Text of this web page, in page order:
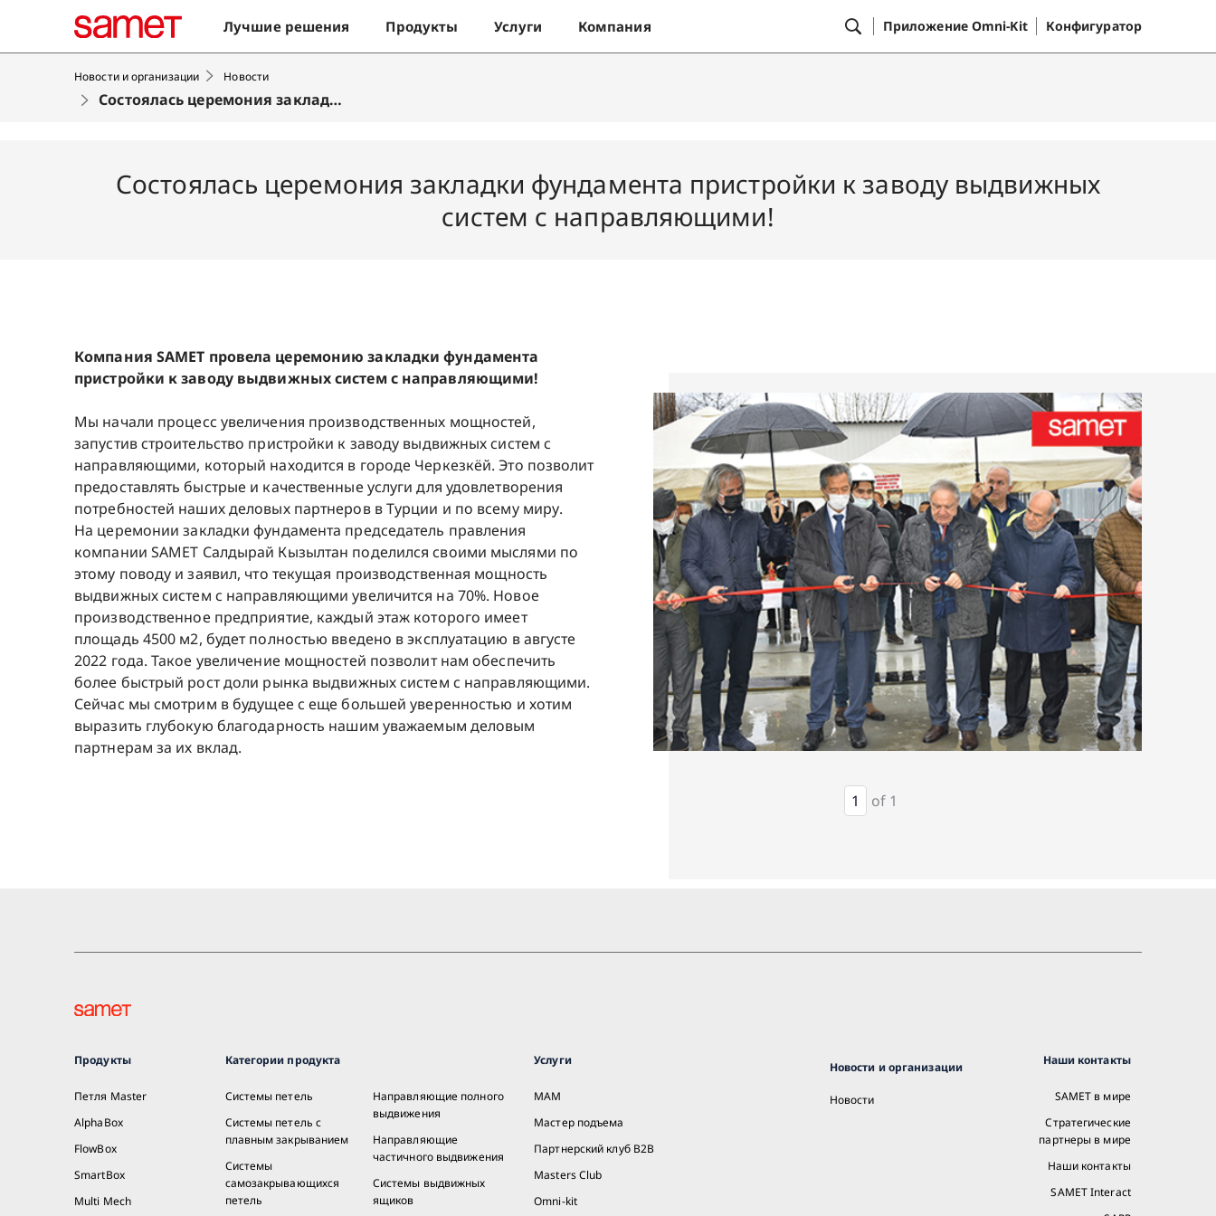
Лучшие решения Продукты Услуги Компания Приложение Omni-Kit Конфигуратор
Новости и организации Новости
Состоялась церемония закладки фундамента пристройки к заводу выдвижных систем с направляющими!
Состоялась церемония закладки фундамента пристройки к заводу выдвижных
систем с направляющими!
Компания SAMET провела церемонию закладки фундамента
пристройки к заводу выдвижных систем с направляющими!
Мы начали процесс увеличения производственных мощностей,
запустив строительство пристройки к заводу выдвижных систем с
направляющими, который находится в городе Черкезкёй. Это позволит
предоставлять быстрые и качественные услуги для удовлетворения
потребностей наших деловых партнеров в Турции и по всему миру.
На церемонии закладки фундамента председатель правления
компании SAMET Салдырай Кызылтан поделился своими мыслями по
этому поводу и заявил, что текущая производственная мощность
выдвижных систем с направляющими увеличится на 70%. Новое
производственное предприятие, каждый этаж которого имеет
площадь 4500 м2, будет полностью введено в эксплуатацию в августе
2022 года. Такое увеличение мощностей позволит нам обеспечить
более быстрый рост доли рынка выдвижных систем с направляющими.
Сейчас мы смотрим в будущее с еще большей уверенностью и хотим
выразить глубокую благодарность нашим уважаемым деловым
партнерам за их вклад.
1 of 1
Продукты
Петля Master
AlphaBox
FlowBox
SmartBox
Multi Mech
Категории продукта
Системы петель
Системы петель с
плавным закрыванием
Системы
самозакрывающихся
петель
Направляющие полного
выдвижения
Направляющие
частичного выдвижения
Системы выдвижных
ящиков
Услуги
MAM
Мастер подъема
Партнерский клуб B2B
Masters Club
Omni-kit
Новости и организации
Новости
Наши контакты
SAMET в мире
Стратегические
партнеры в мире
Наши контакты
SAMET Interact